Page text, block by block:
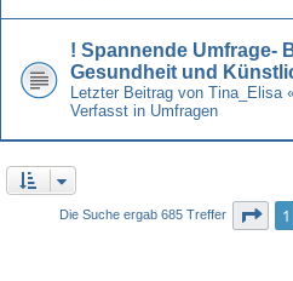
! Spannende Umfrage-
Gesundheit und
Letzter Beitrag von Tina_Elisa
Verfasst in Umfragen
Die Suche ergab 685 Treffer Seite
1